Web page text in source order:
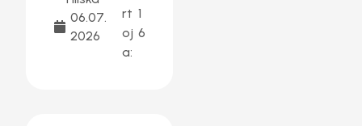
06.07.
2026
rt
oj
a:
1
6